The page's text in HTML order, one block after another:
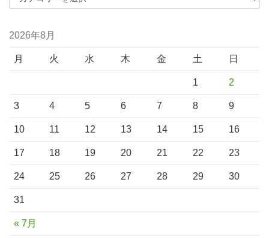
2026年8月
月 火 水 木 金 土 日
« 7月
1 2
3 4 5 6 7 8 9
10 11 12 13 14 15 16
17 18 19 20 21 22 23
24 25 26 27 28 29 30
31